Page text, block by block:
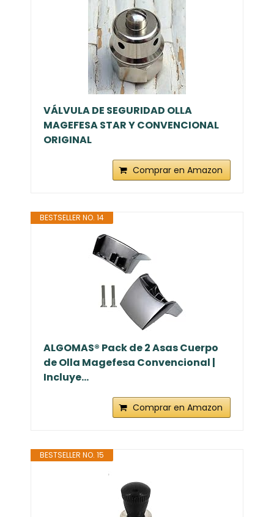
VÁLVULA DE SEGURIDAD OLLA
MAGEFESA STAR Y CONVENCIONAL
ORIGINAL
Comprar en Amazon
BESTSELLER NO. 14
ALGOMAS® Pack de 2 Asas Cuerpo
de Olla Magefesa Convencional |
Incluye...
Comprar en Amazon
BESTSELLER NO. 15